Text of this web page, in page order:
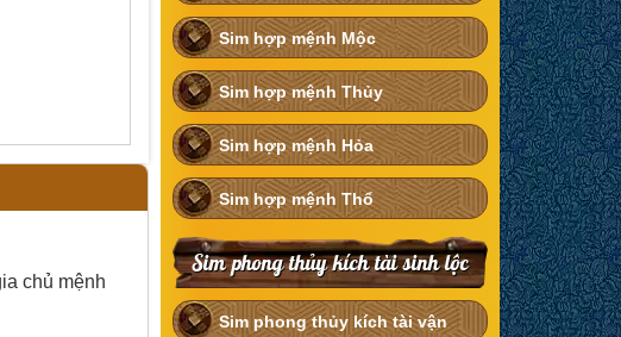
chủ mệnh
Sim hợp mệnh Mộc
Sim hợp mệnh Thủy
Sim hợp mệnh Hỏa
Sim hợp mệnh Thổ
Sim phong thủy kích tài sinh lộc
Sim phong thủy kích tài vận